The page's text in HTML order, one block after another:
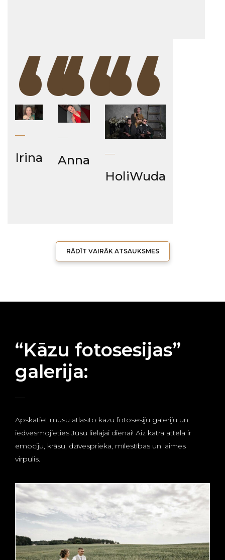
“
Irina “
Anna “
HoliWuda
RĀDĪT VAIRĀK ATSAUKSMES
“Kāzu fotosesijas”
galerija:
Apskatiet mūsu atlasīto kāzu fotosesiju galeriju un
iedvesmojieties Jūsu lielajai dienai! Aiz katra attēla ir
emociju, krāsu, dzīvesprieka, mīlestības un laimes
virpulis.